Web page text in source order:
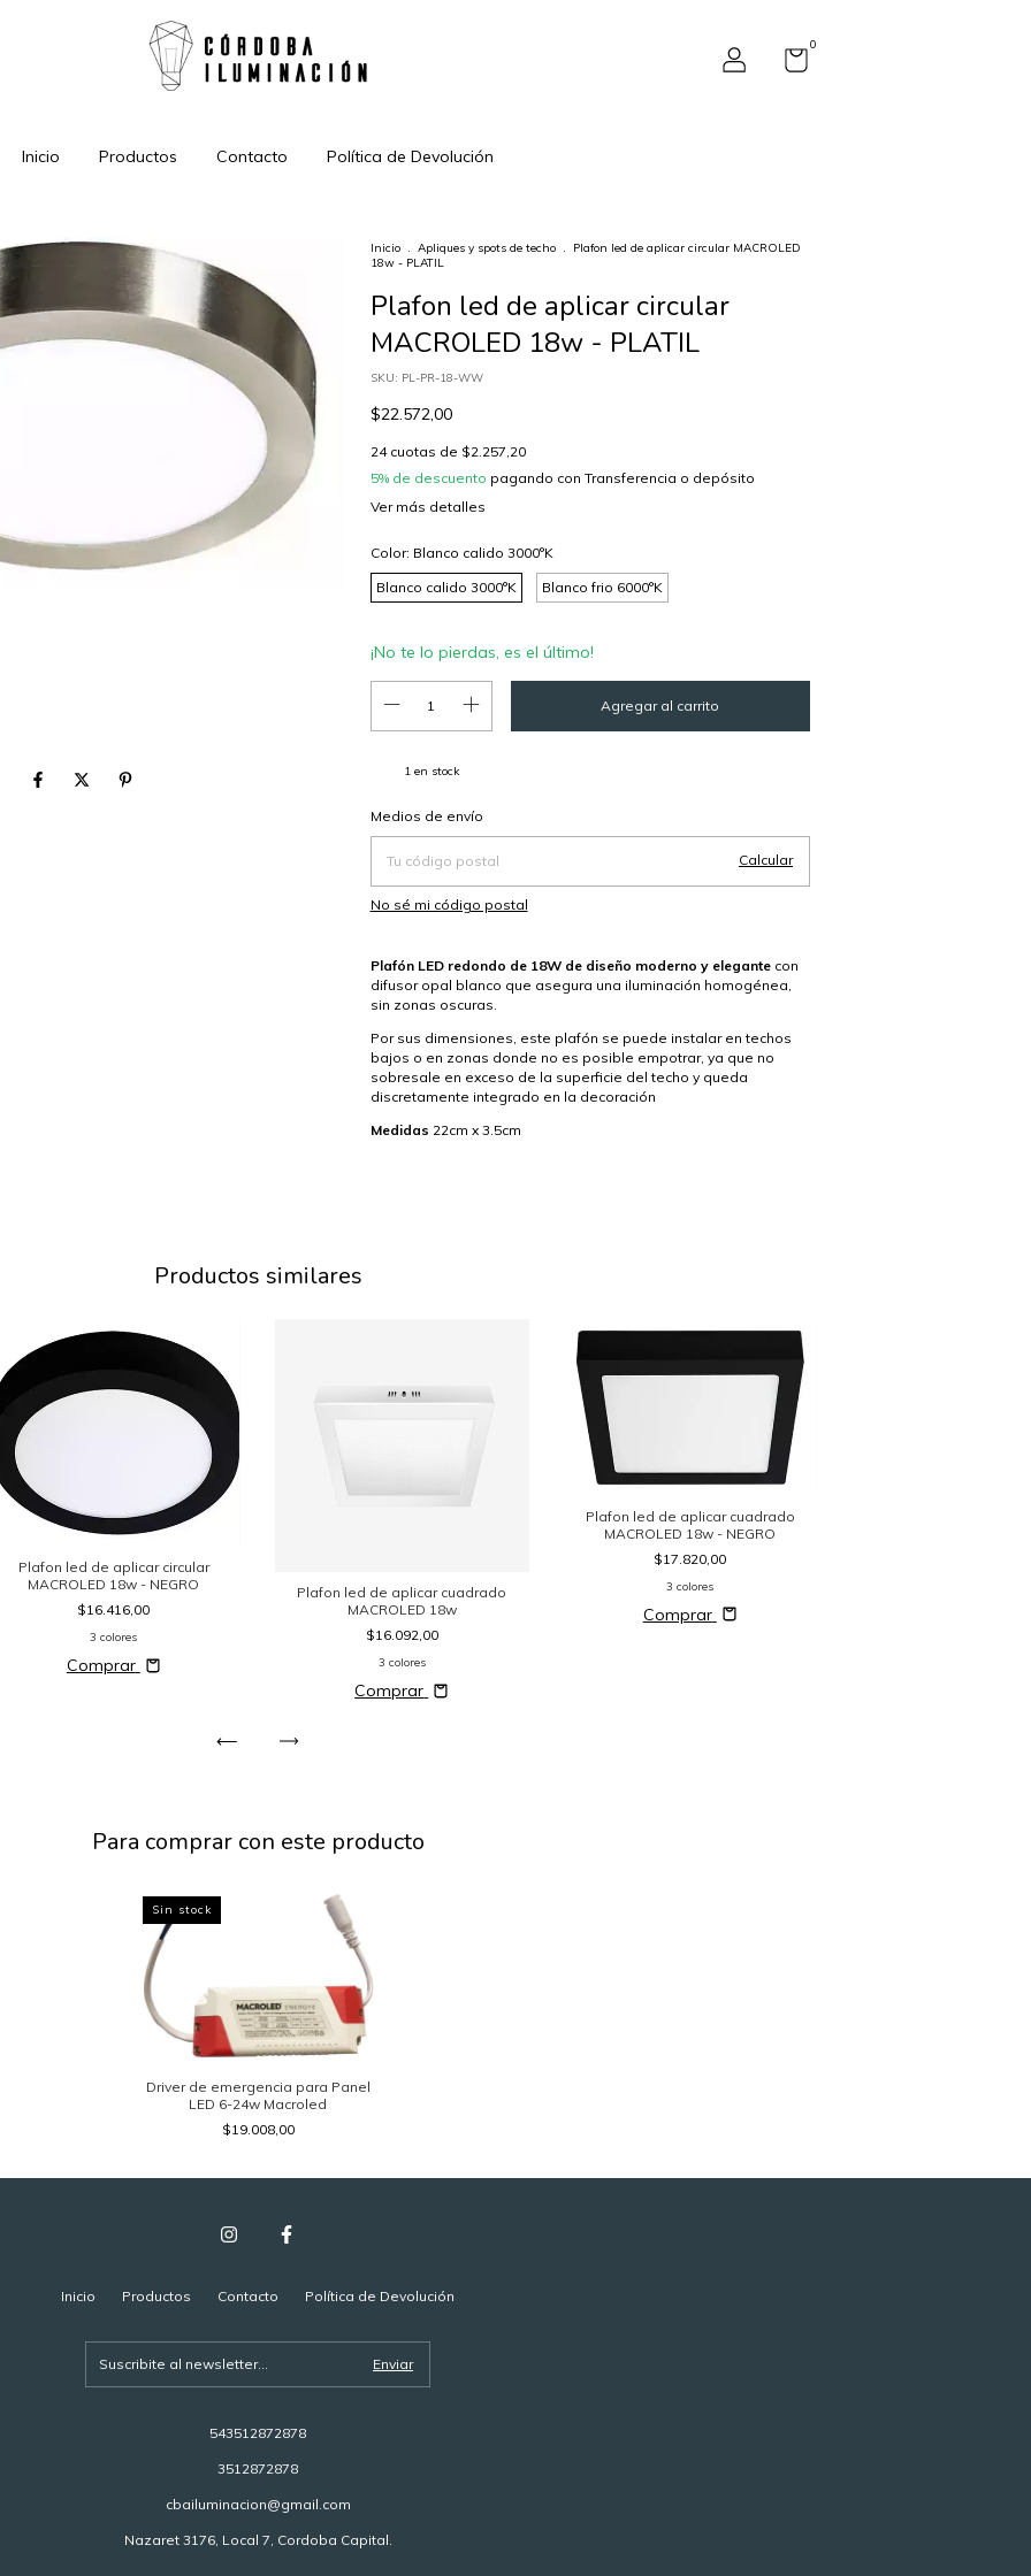
0
Inicio Productos Contacto Política de Devolución
Inicio . Apliques y spots de techo .
Plafon led de aplicar circular MACROLED
18w - PLATIL
Plafon led de aplicar circular
MACROLED 18w - PLATIL
SKU: PL-PR-18-WW
$22.572,00
24 cuotas de $2.257,20
5% de descuento pagando con Transferencia o depósito
Ver más detalles
Color: Blanco calido 3000°K
Blanco calido 3000°K
Blanco frio 6000°K
¡No te lo pierdas, es el último!
1en stock
Entregas para el CP:
Medios de envío
Calcular
No sé mi código postal
Plafón LED redondo de 18W de diseño moderno y elegante con
difusor opal blanco que asegura una iluminación homogénea,
sin zonas oscuras.
Por sus dimensiones, este plafón se puede instalar en techos
bajos o en zonas donde no es posible empotrar, ya que no
sobresale en exceso de la superficie del techo y queda
discretamente integrado en la decoración
Medidas 22cm x 3.5cm
Productos similares
Plafon led de aplicar circular
MACROLED 18w - NEGRO
$16.416,00
3 colores
Comprar
Plafon led de aplicar cuadrado
MACROLED 18w
$16.092,00
3 colores
Comprar
Plafon led de aplicar cuadrado
MACROLED 18w - NEGRO
$17.820,00
3 colores
Comprar
Para comprar con este producto
Sin stock
Driver de emergencia para Panel
LED 6-24w Macroled
$19.008,00
Inicio Productos Contacto Política de Devolución
543512872878
3512872878
cbailuminacion@gmail.com
Nazaret 3176, Local 7, Cordoba Capital.